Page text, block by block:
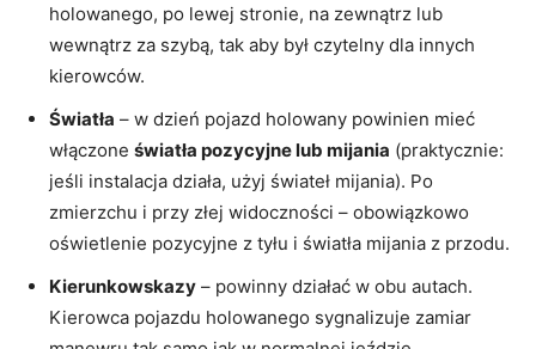
holowanego, po lewej stronie, na zewnątrz lub
wewnątrz za szybą, tak aby był czytelny dla innych
kierowców.
Światła – w dzień pojazd holowany powinien mieć
włączone światła pozycyjne lub mijania (praktycznie:
jeśli instalacja działa, użyj świateł mijania). Po
zmierzchu i przy złej widoczności – obowiązkowo
oświetlenie pozycyjne z tyłu i światła mijania z przodu.
Kierunkowskazy – powinny działać w obu autach.
Kierowca pojazdu holowanego sygnalizuje zamiar